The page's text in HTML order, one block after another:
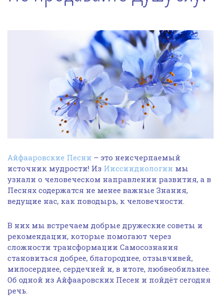
Айфааровские Песни – это неисчерпаемый
источник мудрости! Из Ииссиидиологии мы
узнали о человеческом направлении развития, а в
Песнях содержатся не менее важные Знания,
ведущие нас, как поводырь, к человечности.
В них мы встречаем добрые дружеские советы и
рекомендации, которые помогают через
сложности трансформации Самосознания
становиться добрее, благороднее, отзывчивей,
милосерднее, сердечней и, в итоге, любвеобильнее.
Об одной из Айфааровских Песен и пойдёт сегодня
речь.